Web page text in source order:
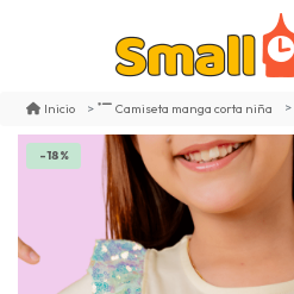
Inicio Camiseta manga corta niña
-18%